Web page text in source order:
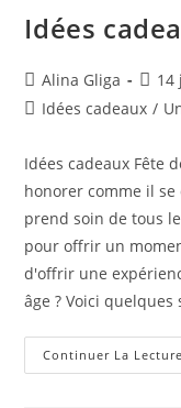
Idées
Alina Gliga
14
Idées cadeaux /
Idées cadeaux Fête
honorer comme il se
prend soin de tous
pour offrir un
d'offrir une
âge ? Voici
Continuer La Lecture